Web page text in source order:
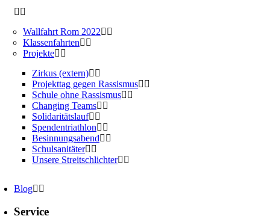
Wallfahrt Rom 2022
Klassenfahrten
Projekte
Zirkus (extern)
Projekttag gegen Rassismus
Schule ohne Rassismus
Changing Teams
Solidaritätslauf
Spendentriathlon
Besinnungsabend
Schulsanitäter
Unsere Streitschlichter
Blog
Service